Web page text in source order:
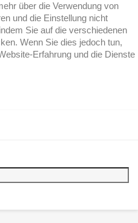
über die Verwendung von
und die Einstellung nicht
Sie auf die verschiedenen
Wenn Sie dies jedoch tun,
Erfahrung und die Dienste